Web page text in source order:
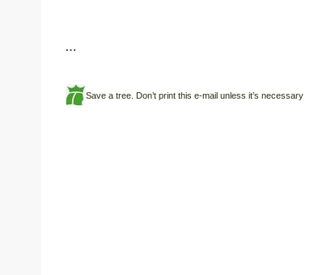
…
Save a tree. Don’t print this e-mail unless it’s necessary